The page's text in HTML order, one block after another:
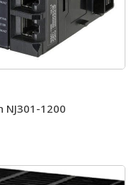
NJ301-1200